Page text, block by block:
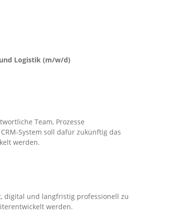
Logistik (m/w/d)
Team, Prozesse
System soll dafür zukünftig das
werden.
digital und langfristig professionell zu
werden.